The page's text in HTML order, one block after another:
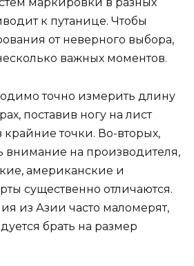
маркировки в разных
к путанице. Чтобы
от неверного выбора,
важных моментов.
точно измерить длину
поставив ногу на лист
крайние точки. Во-вторых,
внимание на производителя,
американские и
существенно отличаются.
из Азии часто маломерят,
брать на размер